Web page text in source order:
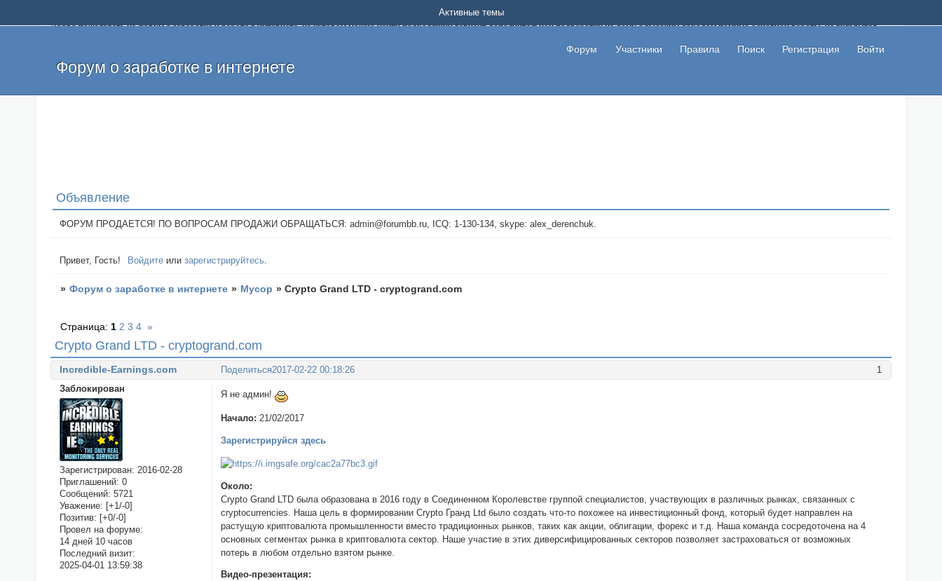
Добро пожаловать на форум о заработке и работе в интернете, на котором можно найти подходящий вариант дополнительной подработки на дому с высоким доходом помимо основной работы, не вкладывая
и оставлять свои отзывы. Если вы знаете, что определенный проект или сайт не платит, то указывайте в теме что это лохотрон, чтобы другие пользователи не попались на развод. Вы сможете начать зарабатывать
легкие деньги без вложений и регистрации уже сегодня. Создавайте новые темы, размещайте объявления со своими пригласительными ссылками и первая прибыль не заставит себя долго ждать.
Форум о заработке в интернете
Форум Участники Правила Поиск Регистрация Войти
Активные темы
Объявление
ФОРУМ ПРОДАЕТСЯ! ПО ВОПРОСАМ ПРОДАЖИ ОБРАЩАТЬСЯ: admin@forumbb.ru, ICQ: 1-130-134, skype: alex_derenchuk.
Привет, Гость! Войдите илизарегистрируйтесь.
» Форум о заработке в интернете » Мусор »Crypto Grand LTD - cryptogrand.com
Crypto Grand LTD - cryptogrand.com
Страница: 1 2 3 4 »
Поделиться 1
2017-02-22 00:18:26
Incredible-Earnings.com
Заблокирован
Зарегистрирован: 2016-02-28
Приглашений: 0
Сообщений: 5721
Уважение: [+1/-0]
Позитив: [+0/-0]
Провел на форуме:
14 дней 10 часов
Последний визит:
2025-04-01 13:59:38
Я не админ!
Начало: 21/02/2017
Зарегистрируйся здесь
Около:
Crypto Grand LTD была образована в 2016 году в Соединенном Королевстве группой специалистов, участвующих в различных рынках, связанных с
cryptocurrencies. Наша цель в формировании Crypto Гранд Ltd было создать что-то похожее на инвестиционный фонд, который будет направлен на
растущую криптовалюта промышленности вместо традиционных рынков, таких как акции, облигации, форекс и т.д. Наша команда сосредоточена на 4
основных сегментах рынка в криптовалюта сектор. Наше участие в этих диверсифицированных секторов позволяет застраховаться от возможных
потерь в любом отдельно взятом рынке.
Видео-презентация: